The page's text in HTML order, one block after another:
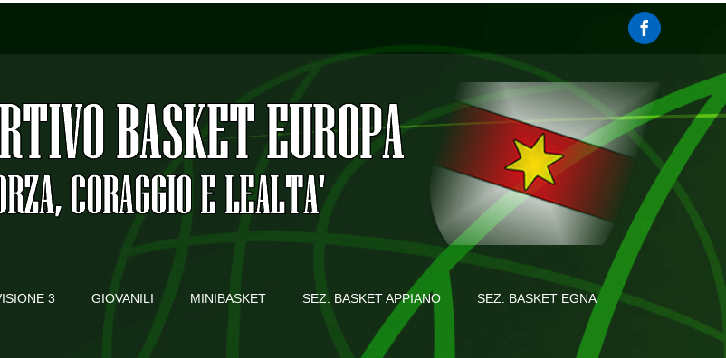
3 GIOVANILI MINIBASKET SEZ. BASKET APPIANO SEZ. BASKET EGNA